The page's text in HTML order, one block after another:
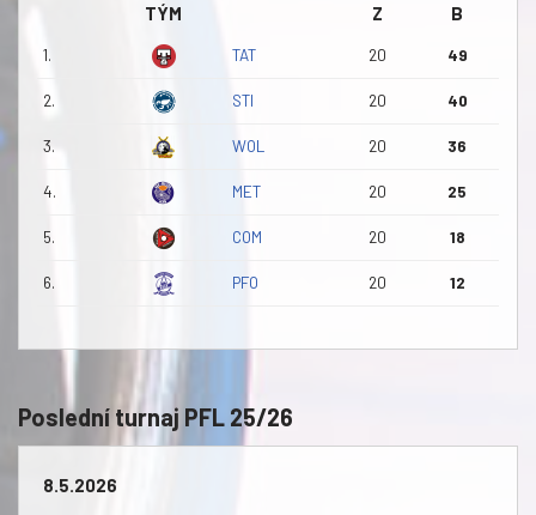
TÝM Z B
1. TAT 20 49
2. STI 20 40
3. WOL 20 36
4. MET 20 25
5. COM 20 18
6. PFO 20 12
Poslední turnaj PFL 25/26
8.5.2026